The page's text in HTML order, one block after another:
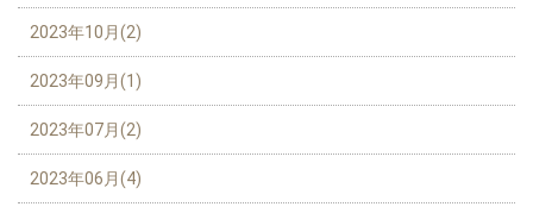
2023年10月(2)
2023年09月(1)
2023年07月(2)
2023年06月(4)